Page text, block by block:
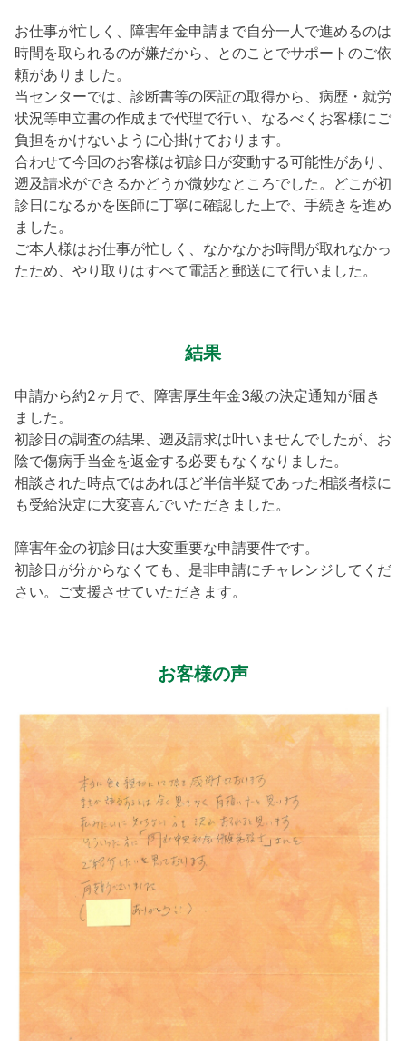
お仕事が忙しく、障害年金申請まで自分一人で進めるのは
時間を取られるのが嫌だから、とのことでサポートのご依
頼がありました。
当センターでは、診断書等の医証の取得から、病歴・就労
状況等申立書の作成まで代理で行い、なるべくお客様にご
負担をかけないように心掛けております。
合わせて今回のお客様は初診日が変動する可能性があり、
遡及請求ができるかどうか微妙なところでした。どこが初
診日になるかを医師に丁寧に確認した上で、手続きを進め
ました。
ご本人様はお仕事が忙しく、なかなかお時間が取れなかっ
たため、やり取りはすべて電話と郵送にて行いました。
結果
申請から約2ヶ月で、障害厚生年金3級の決定通知が届き
ました。
初診日の調査の結果、遡及請求は叶いませんでしたが、お
陰で傷病手当金を返金する必要もなくなりました。
相談された時点ではあれほど半信半疑であった相談者様に
も受給決定に大変喜んでいただきました。
障害年金の初診日は大変重要な申請要件です。
初診日が分からなくても、是非申請にチャレンジしてくだ
さい。ご支援させていただきます。
お客様の声